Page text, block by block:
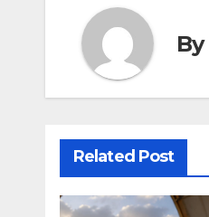
By
Related Post